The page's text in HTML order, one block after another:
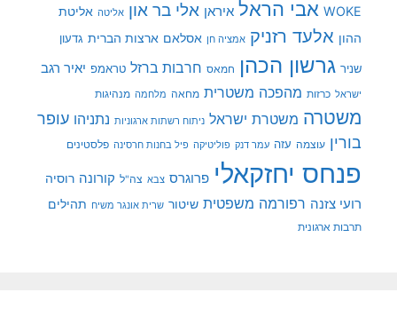
WOKE אבי הראל איראן אלי בר און אליטה אליטת
ההון אלעד רזניק אמציה חן אסלאם ארצות הברית גדעון
שניר גרשון הכהן חמאס חרבות ברזל טראמפ יאיר רגב
ישראל כרזות מהפכה משטרית מחאה מלחמה מנהיגות
משטרה משטרת ישראל ניתוח רשתות ארגוניות נתניהו עופר
בורין עוצמה עזה עמר דנק פוליטיקה פיל בחנות חרסינה פלסטינים
פנחס יחזקאלי פרוגרס צבא צה"ל קורונה רוסיה
רועי צזנה רפורמה משפטית שיטור שרית אונגר משיח תהילים
תרבות ארגונית